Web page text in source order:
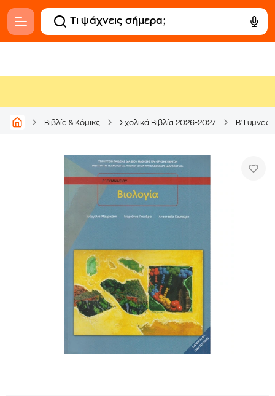
Βιβλία & Κόμικς Σχολικά Βιβλία 2026-2027 Β'